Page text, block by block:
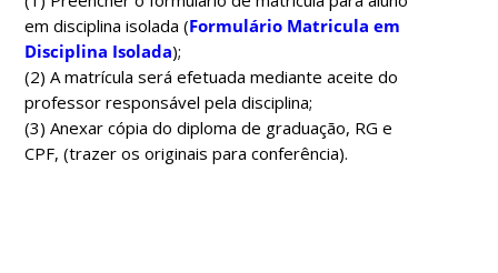
em disciplina isolada (Formulário Matricula em
Disciplina Isolada);
(2) A matrícula será efetuada mediante aceite do
professor responsável pela disciplina;
(3) Anexar cópia do diploma de graduação, RG e
CPF, (trazer os originais para conferência).